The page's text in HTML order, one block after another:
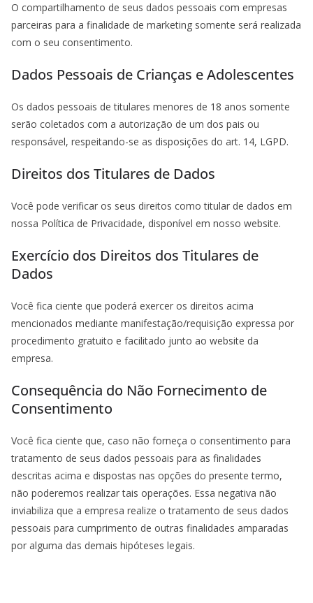
O compartilhamento de seus dados pessoais com empresas
parceiras para a finalidade de marketing somente será realizada
com o seu consentimento.
Dados Pessoais de Crianças e Adolescentes
Os dados pessoais de titulares menores de 18 anos somente
serão coletados com a autorização de um dos pais ou
responsável, respeitando-se as disposições do art. 14, LGPD.
Direitos dos Titulares de Dados
Você pode verificar os seus direitos como titular de dados em
nossa Política de Privacidade, disponível em nosso website.
Exercício dos Direitos dos Titulares de
Dados
Você fica ciente que poderá exercer os direitos acima
mencionados mediante manifestação/requisição expressa por
procedimento gratuito e facilitado junto ao website da
empresa.
Consequência do Não Fornecimento de
Consentimento
Você fica ciente que, caso não forneça o consentimento para
tratamento de seus dados pessoais para as finalidades
descritas acima e dispostas nas opções do presente termo,
não poderemos realizar tais operações. Essa negativa não
inviabiliza que a empresa realize o tratamento de seus dados
pessoais para cumprimento de outras finalidades amparadas
por alguma das demais hipóteses legais.